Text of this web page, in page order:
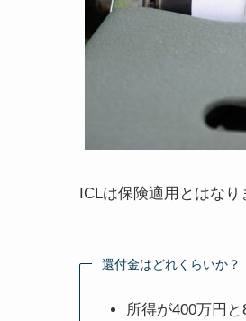
ICLは保険適用とはなり
還付金はどれくらいか？
所得が400万円